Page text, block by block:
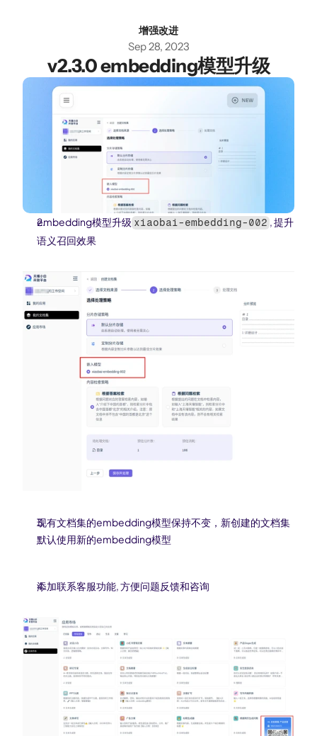
增强改进
Sep 28, 2023
v2.3.0 embedding模型升级
embedding模型升级 xiaobai-embedding-002 , 提升
语义召回效果
现有文档集的embedding模型保持不变，新创建的文档集
默认使用新的embedding模型
添加联系客服功能, 方便问题反馈和咨询